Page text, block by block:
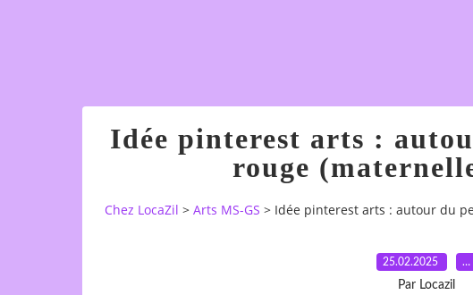
Idée pinterest arts :
rouge
Chez LocaZil > Arts MS-GS > Idée pinterest arts : autour du
25.02.2025 …
Par Locazil